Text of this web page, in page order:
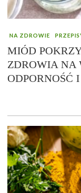
NA ZDROWIE
MIÓD
ZDROWIA NA
ODPORNOŚĆ